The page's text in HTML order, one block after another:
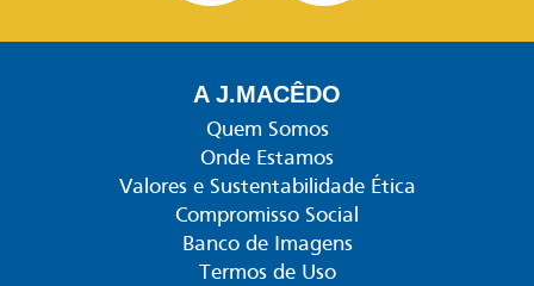
A J.MACÊDO
Quem Somos
Onde Estamos
Valores e Sustentabilidade Ética
Compromisso Social
Banco de Imagens
Termos de Uso